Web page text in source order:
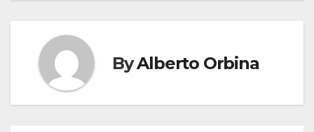
ByAlberto Orbina